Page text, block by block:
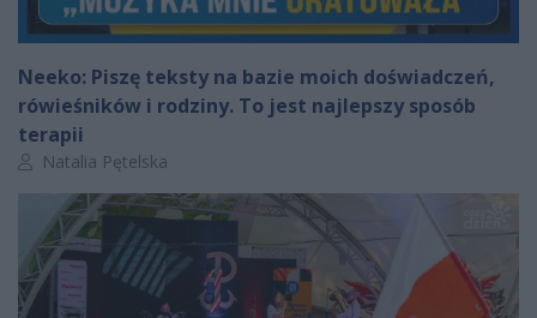
Neeko: Piszę teksty na bazie moich doświadczeń,
rówieśników i rodziny. To jest najlepszy sposób
terapii
Autor artykułu:
Natalia Pętelska